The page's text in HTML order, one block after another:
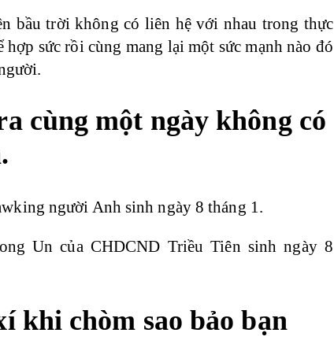
bầu trời không có liên hệ với nhau trong thực
sức rồi cùng mang lại một sức mạnh nào đó
cùng một ngày không có
người Anh sinh ngày 8 tháng 1.
Un của CHDCND Triều Tiên sinh ngày 8
khi chòm sao bảo bạn